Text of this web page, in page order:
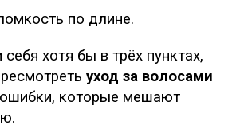
по длине.
хотя бы в трёх пунктах,
уход за волосами
ошибки, которые мешают